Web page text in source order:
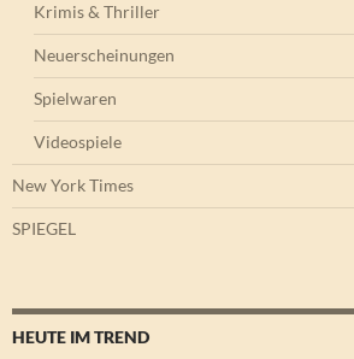
Krimis & Thriller
Neuerscheinungen
Spielwaren
Videospiele
New York Times
SPIEGEL
HEUTE IM TREND